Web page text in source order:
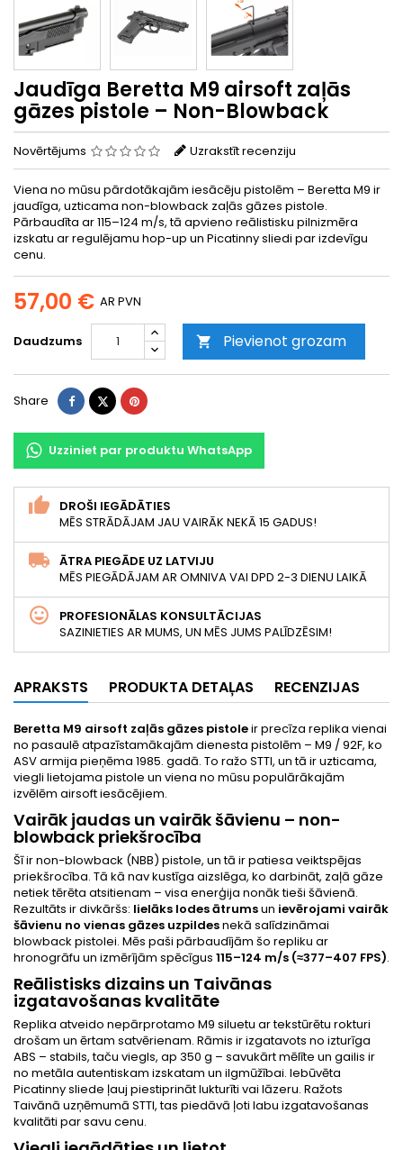
Jaudīga Beretta M9 airsoft zaļās
gāzes pistole – Non-Blowback
Novērtējums Uzrakstīt recenziju
Viena no mūsu pārdotākajām iesācēju pistolēm – Beretta M9 ir
jaudīga, uzticama non-blowback zaļās gāzes pistole.
Pārbaudīta ar 115–124 m/s, tā apvieno reālistisku pilnizmēra
izskatu ar regulējamu hop-up un Picatinny sliedi par izdevīgu
cenu.
57,00 € AR PVN
Daudzums  Pievienot grozam
Share ShareTweetPinterest
Uzziniet par produktu WhatsApp
DROŠI IEGĀDĀTIES
MĒS STRĀDĀJAM JAU VAIRĀK NEKĀ 15 GADUS!
ĀTRA PIEGĀDE UZ LATVIJU
MĒS PIEGĀDĀJAM AR OMNIVA VAI DPD 2-3 DIENU LAIKĀ
PROFESIONĀLAS KONSULTĀCIJAS
SAZINIETIES AR MUMS, UN MĒS JUMS PALĪDZĒSIM!
APRAKSTS PRODUKTA DETAĻAS RECENZIJAS
Beretta M9 airsoft zaļās gāzes pistoleir precīza replika vienai
no pasaulē atpazīstamākajām dienesta pistolēm – M9 / 92F, ko
ASV armija pieņēma 1985. gadā. To ražo STTI, un tā ir uzticama,
viegli lietojama pistole un viena no mūsu populārākajām
izvēlēm airsoft iesācējiem.
Vairāk jaudas un vairāk šāvienu – non-
blowback priekšrocība
Šī ir non-blowback (NBB) pistole, un tā ir patiesa veiktspējas
priekšrocība. Tā kā nav kustīga aizslēga, ko darbināt, zaļā gāze
netiek tērēta atsitienam – visa enerģija nonāk tieši šāvienā.
Rezultāts ir divkāršs: lielāks lodes ātrumsun ievērojami vairāk
šāvienu no vienas gāzes uzpildesnekā salīdzināmai
blowback pistolei. Mēs paši pārbaudījām šo repliku ar
hronogrāfu un izmērījām spēcīgus 115–124 m/s (≈377–407 FPS).
Reālistisks dizains un Taivānas
izgatavošanas kvalitāte
Replika atveido nepārprotamo M9 siluetu ar tekstūrētu rokturi
drošam un ērtam satvērienam. Rāmis ir izgatavots no izturīga
ABS – stabils, taču viegls, ap 350 g – savukārt mēlīte un gailis ir
no metāla autentiskam izskatam un ilgmūžībai. Iebūvēta
Picatinny sliede ļauj piestiprināt lukturīti vai lāzeru. Ražots
Taivānā uzņēmumā STTI, tas piedāvā ļoti labu izgatavošanas
kvalitāti par savu cenu.